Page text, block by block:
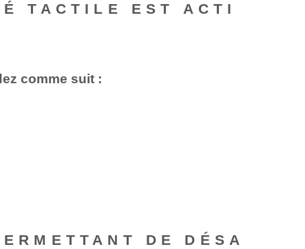
TACTILE EST ACTI
comme suit :
DE DÉSA